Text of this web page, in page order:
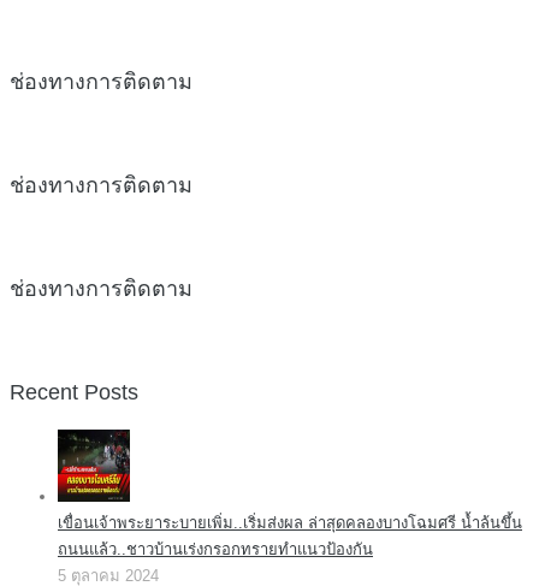
ช่องทางการติดตาม
ช่องทางการติดตาม
ช่องทางการติดตาม
Recent Posts
เขื่อนเจ้าพระยาระบายเพิ่ม..เริ่มส่งผล ล่าสุดคลองบางโฉมศรี น้ำล้นขึ้น
ถนนแล้ว..ชาวบ้านเร่งกรอกทรายทำแนวป้องกัน
5 ตุลาคม 2024